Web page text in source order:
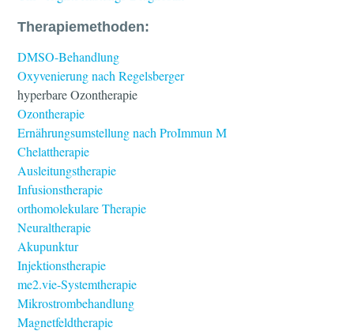
Therapiemethoden:
DMSO-Behandlung
Oxyvenierung nach Regelsberger
hyperbare Ozontherapie
Ozontherapie
Ernährungsumstellung nach ProImmun M
Chelattherapie
Ausleitungstherapie
Infusionstherapie
orthomolekulare Therapie
Neuraltherapie
Akupunktur
Injektionstherapie
me2.vie-Systemtherapie
Mikrostrombehandlung
Magnetfeldtherapie